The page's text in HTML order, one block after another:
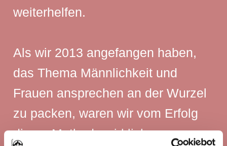
weiterhelfen.
Als wir 2013 angefangen haben,
das Thema Männlichkeit und
Frauen ansprechen an der Wurzel
zu packen, waren wir vom Erfolg
dieser Methode wirklich